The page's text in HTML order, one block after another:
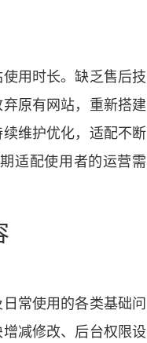
用时长。缺乏售后技
原有网站，重新搭建
维护优化，适配不断
适配使用者的运营需
常使用的各类基础问
减修改、后台权限设